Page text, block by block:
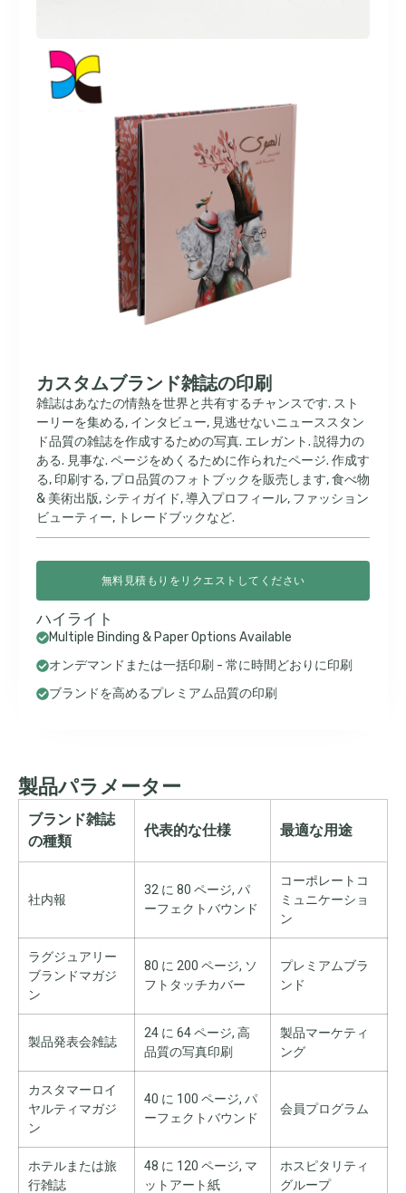
カスタムブランド雑誌の印刷
雑誌はあなたの情熱を世界と共有するチャンスです. スト
ーリーを集める, インタビュー, 見逃せないニューススタン
ド品質の雑誌を作成するための写真. エレガント. 説得力の
ある. 見事な. ページをめくるために作られたページ. 作成す
る, 印刷する, プロ品質のフォトブックを販売します, 食べ物
& 美術出版, シティガイド, 導入プロフィール, ファッション
ビューティー, トレードブックなど.
無料見積もりをリクエストしてください
ハイライト
Multiple Binding & Paper Options Available
オンデマンドまたは一括印刷 - 常に時間どおりに印刷
ブランドを高めるプレミアム品質の印刷
製品パラメーター
ブランド雑誌
の種類
代表的な仕様 最適な用途
社内報
32 に 80 ページ, パ
ーフェクトバウンド
コーポレートコ
ミュニケーショ
ン
ラグジュアリー
ブランドマガジ
ン
80 に 200 ページ, ソ
フトタッチカバー
プレミアムブラ
ンド
製品発表会雑誌
24 に 64 ページ, 高
品質の写真印刷
製品マーケティ
ング
カスタマーロイ
ヤルティマガジ
ン
40 に 100 ページ, パ
ーフェクトバウンド
会員プログラム
ホテルまたは旅
行雑誌
48 に 120 ページ, マ
ットアート紙
ホスピタリティ
グループ